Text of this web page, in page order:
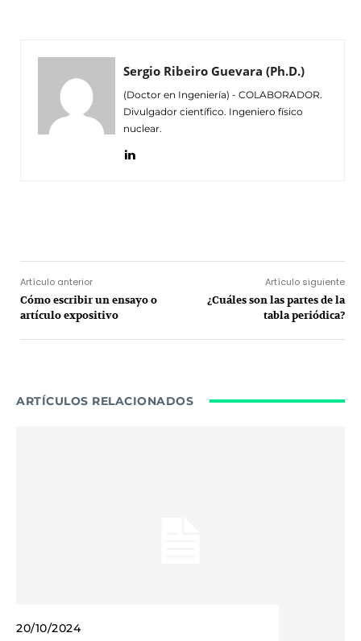
Sergio Ribeiro Guevara (Ph.D.)
(Doctor en Ingeniería) - COLABORADOR.
Divulgador científico. Ingeniero físico
nuclear.
Artículo anterior
Cómo escribir un ensayo o
artículo expositivo
Artículo siguiente
¿Cuáles son las partes de la
tabla periódica?
ARTÍCULOS RELACIONADOS
20/10/2024